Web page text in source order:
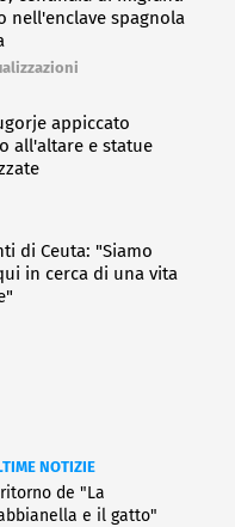
nell'enclave spagnola
appiccato
all'altare e statue
di Ceuta: "Siamo
in cerca di una vita
NOTIZIE
de "La
e il gatto"